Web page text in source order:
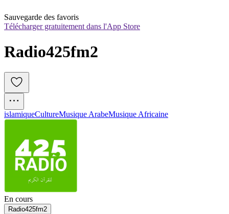
Sauvegarde des favoris
Télécharger gratuitement dans l'App Store
islamiqueCultureMusique ArabeMusique Africaine
En cours
Radio425fm2